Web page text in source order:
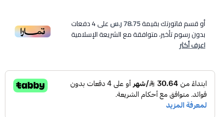
أو قسم فاتورتك بقيمة78.75 ر.س على4دفعات
بدون رسوم تأخير، متوافقة مع الشريعة الإسلامية
اعرف أكثر